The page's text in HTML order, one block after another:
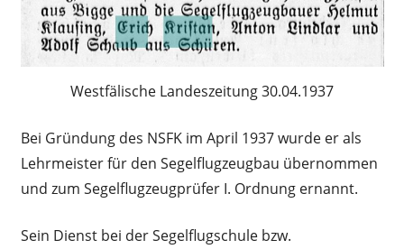
Westfälische Landeszeitung 30.04.1937
Bei Gründung des NSFK im April 1937 wurde er als
Lehrmeister für den Segelflugzeugbau übernommen
und zum Segelflugzeugprüfer I. Ordnung ernannt.
Sein Dienst bei der Segelflugschule bzw.